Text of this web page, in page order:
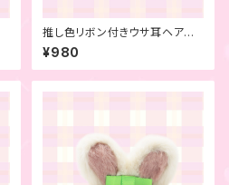
推し色リボン付きウサ耳ヘアピ
ン ライトブルー
¥980